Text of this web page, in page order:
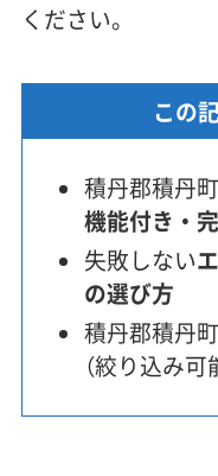
ください。
この
積丹郡積丹
機能付き・完
失敗しない
の選び方
積丹郡積丹
（絞り込み可